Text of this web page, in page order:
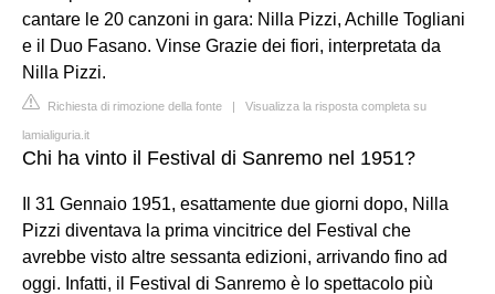
cantare le 20 canzoni in gara: Nilla Pizzi, Achille Togliani
e il Duo Fasano. Vinse Grazie dei fiori, interpretata da
Nilla Pizzi.
Richiesta di rimozione della fonte | Visualizza la risposta completa su
lamialiguria.it
Chi ha vinto il Festival di Sanremo nel 1951?
Il 31 Gennaio 1951, esattamente due giorni dopo, Nilla
Pizzi diventava la prima vincitrice del Festival che
avrebbe visto altre sessanta edizioni, arrivando fino ad
oggi. Infatti, il Festival di Sanremo è lo spettacolo più